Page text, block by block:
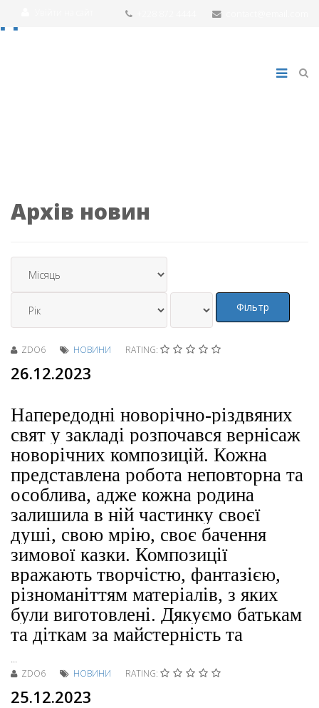
Архів новин
Фільтр
ZDO6 НОВИНИ RATING:
26.12.2023
Напередодні новорічно-різдвяних
свят у закладі розпочався вернісаж
новорічних композицій. Кожна
представлена робота неповторна та
особлива, адже кожна родина
залишила в ній частинку своєї
душі, свою мрію, своє бачення
зимової казки. Композиції
вражають творчістю, фантазією,
різноманіттям матеріалів, з яких
були виготовлені. Дякуємо батькам
та діткам за майстерність та
...
ZDO6 НОВИНИ RATING:
25.12.2023